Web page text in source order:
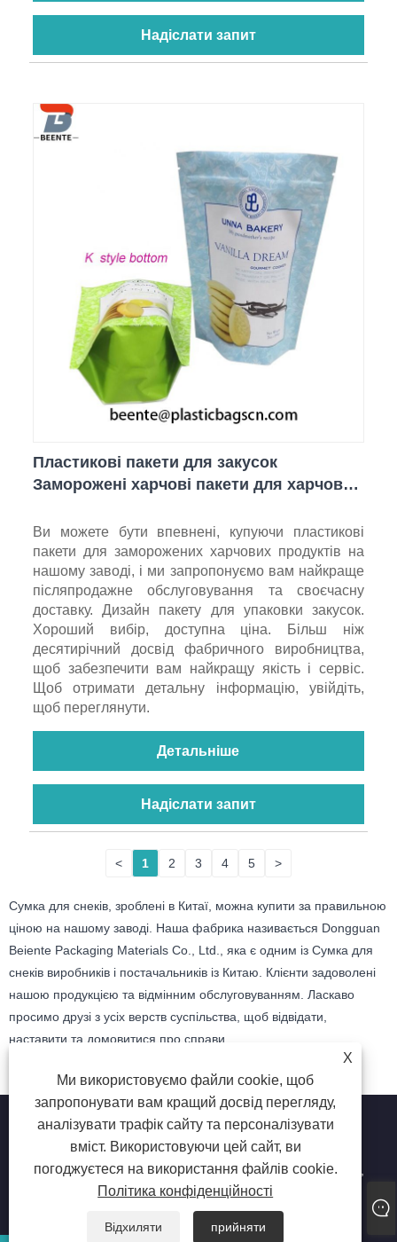
Надіслати запит
Пластикові пакети для закусок
Заморожені харчові пакети для харчових
Ви можете бути впевнені, купуючи пластикові
пакети для заморожених харчових продуктів на
нашому заводі, і ми запропонуємо вам найкраще
післяпродажне обслуговування та своєчасну
доставку. Дизайн пакету для упаковки закусок.
Хороший вибір, доступна ціна. Більш ніж
десятирічний досвід фабричного виробництва,
щоб забезпечити вам найкращу якість і сервіс.
Щоб отримати детальну інформацію, увійдіть,
щоб переглянути.
Детальніше
Надіслати запит
< 1 2 3 4 5 >
Сумка для снеків, зроблені в Китаї, можна купити за правильною
ціною на нашому заводі. Наша фабрика називається Dongguan
Beiente Packaging Materials Co., Ltd., яка є одним із Сумка для
снеків виробників і постачальників із Китаю. Клієнти задоволені
нашою продукцією та відмінним обслуговуванням. Ласкаво
просимо друзі з усіх верств суспільства, щоб відвідати,
наставити та домовитися про справи.
X
Ми використовуємо файли cookie, щоб
запропонувати вам кращий досвід перегляду,
аналізувати трафік сайту та персоналізувати
вміст. Використовуючи цей сайт, ви
погоджуєтеся на використання файлів cookie.
Політика конфіденційності
Відхиляти прийняти
Copyright © Dongguan beiente packaging materials Co., Ltd.,
2023 – харчові поліетиленові пакети, промислові
права захищено